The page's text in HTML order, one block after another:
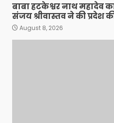
बाबा हटकेश्वर नाथ महादेव
संजय श्रीवास्तव ने की प्रदेश
August 8, 2026